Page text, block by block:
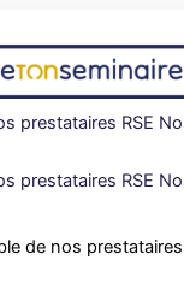
prestataires RSE
prestataires RSE
de nos prestataires